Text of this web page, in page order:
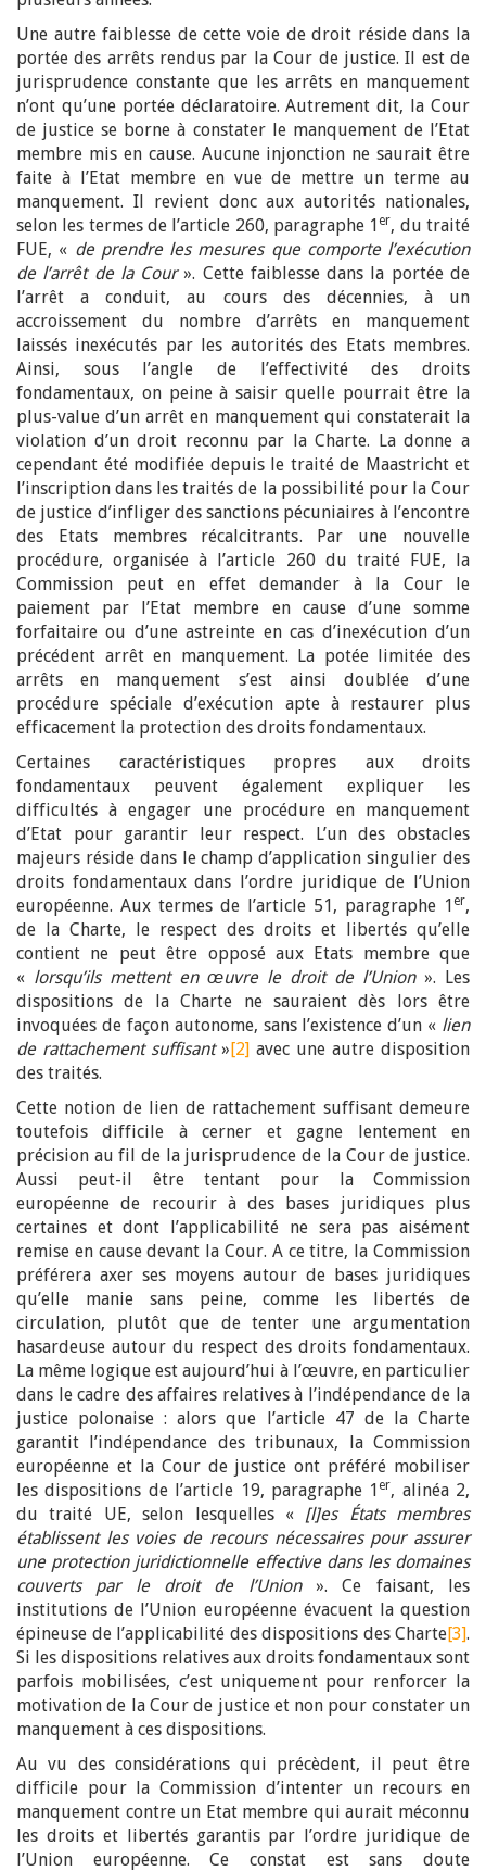
Une autre faiblesse de cette voie de droit réside dans la
portée des arrêts rendus par la Cour de justice. Il est de
jurisprudence constante que les arrêts en manquement
n’ont qu’une portée déclaratoire. Autrement dit, la Cour
de justice se borne à constater le manquement de l’Etat
membre mis en cause. Aucune injonction ne saurait être
faite à l’Etat membre en vue de mettre un terme au
manquement. Il revient donc aux autorités nationales,
selon les termes de l’article 260, paragraphe 1 er, du traité
FUE, « de prendre les mesures que comporte l’exécution
de l’arrêt de la Cour». Cette faiblesse dans la portée de
l’arrêt a conduit, au cours des décennies, à un
accroissement du nombre d’arrêts en manquement
laissés inexécutés par les autorités des Etats membres.
Ainsi, sous l’angle de l’effectivité des droits
fondamentaux, on peine à saisir quelle pourrait être la
plus-value d’un arrêt en manquement qui constaterait la
violation d’un droit reconnu par la Charte. La donne a
cependant été modifiée depuis le traité de Maastricht et
l’inscription dans les traités de la possibilité pour la Cour
de justice d’infliger des sanctions pécuniaires à l’encontre
des Etats membres récalcitrants. Par une nouvelle
procédure, organisée à l’article 260 du traité FUE, la
Commission peut en effet demander à la Cour le
paiement par l’Etat membre en cause d’une somme
forfaitaire ou d’une astreinte en cas d’inexécution d’un
précédent arrêt en manquement. La potée limitée des
arrêts en manquement s’est ainsi doublée d’une
procédure spéciale d’exécution apte à restaurer plus
efficacement la protection des droits fondamentaux.
Certaines caractéristiques propres aux droits
fondamentaux peuvent également expliquer les
difficultés à engager une procédure en manquement
d’Etat pour garantir leur respect. L’un des obstacles
majeurs réside dans le champ d’application singulier des
droits fondamentaux dans l’ordre juridique de l’Union
européenne. Aux termes de l’article 51, paragraphe 1 er,
de la Charte, le respect des droits et libertés qu’elle
contient ne peut être opposé aux Etats membre que
« lorsqu’ils mettent en œuvre le droit de l’Union». Les
dispositions de la Charte ne sauraient dès lors être
invoquées de façon autonome, sans l’existence d’un « lien
de rattachement suffisant»[2] avec une autre disposition
des traités.
Cette notion de lien de rattachement suffisant demeure
toutefois difficile à cerner et gagne lentement en
précision au fil de la jurisprudence de la Cour de justice.
Aussi peut-il être tentant pour la Commission
européenne de recourir à des bases juridiques plus
certaines et dont l’applicabilité ne sera pas aisément
remise en cause devant la Cour. A ce titre, la Commission
préférera axer ses moyens autour de bases juridiques
qu’elle manie sans peine, comme les libertés de
circulation, plutôt que de tenter une argumentation
hasardeuse autour du respect des droits fondamentaux.
La même logique est aujourd’hui à l’œuvre, en particulier
dans le cadre des affaires relatives à l’indépendance de la
justice polonaise : alors que l’article 47 de la Charte
garantit l’indépendance des tribunaux, la Commission
européenne et la Cour de justice ont préféré mobiliser
les dispositions de l’article 19, paragraphe 1 er, alinéa 2,
du traité UE, selon lesquelles « [l]es États membres
établissent les voies de recours nécessaires pour assurer
une protection juridic­tionnelle effective dans les domaines
couverts par le droit de l’Union». Ce faisant, les
institutions de l’Union européenne évacuent la question
épineuse de l’applicabilité des dispositions des Charte[3].
Si les dispositions relatives aux droits fondamentaux sont
parfois mobilisées, c’est uniquement pour renforcer la
motivation de la Cour de justice et non pour constater un
manquement à ces dispositions.
Au vu des considérations qui précèdent, il peut être
difficile pour la Commission d’intenter un recours en
manquement contre un Etat membre qui aurait méconnu
les droits et libertés garantis par l’ordre juridique de
l’Union européenne. Ce constat est sans doute